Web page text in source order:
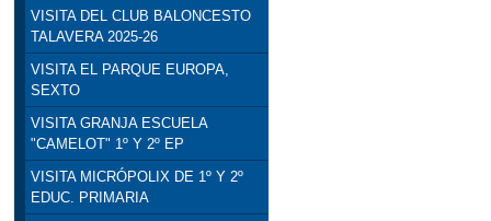
VISITA DEL CLUB BALONCESTO
TALAVERA 2025-26
VISITA EL PARQUE EUROPA,
SEXTO
VISITA GRANJA ESCUELA
"CAMELOT" 1º Y 2º EP
VISITA MICRÓPOLIX DE 1º Y 2º
EDUC. PRIMARIA